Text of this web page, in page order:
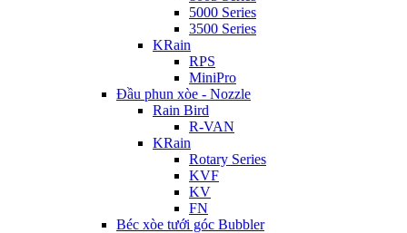
5000 Series
3500 Series
KRain
RPS
MiniPro
Đầu phun xòe - Nozzle
Rain Bird
R-VAN
KRain
Rotary Series
KVF
KV
FN
Béc xòe tưới góc Bubbler